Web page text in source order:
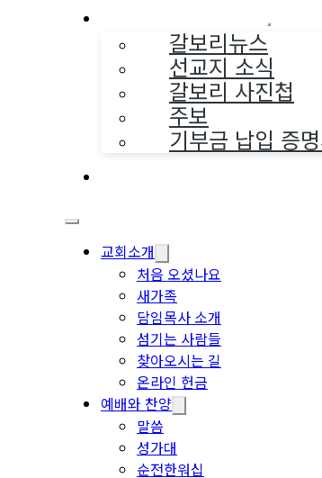
갈보리뉴스
선교지 소식
갈보리 사진첩
주보
기부금 납입 증
교회소개
처음 오셨나요
새가족
담임목사 소개
섬기는 사람들
찾아오시는 길
온라인 헌금
예배와 찬양
말씀
성가대
순전한워십